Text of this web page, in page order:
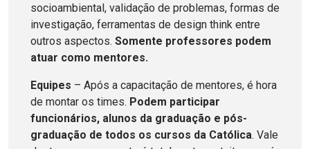
socioambiental, validação de problemas, formas de
investigação, ferramentas de design think entre
outros aspectos. Somente professores podem
atuar como mentores.
Equipes – Após a capacitação de mentores, é hora
de montar os times. Podem participar
funcionários, alunos da graduação e pós-
graduação de todos os cursos da Católica. Vale